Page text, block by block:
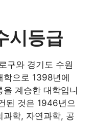
시등급
구와 경기도 수원
학으로 1398년에
계승한 대학입니
된 것은 1946년으
과학, 자연과학, 공